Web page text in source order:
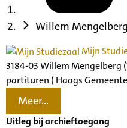
Willem Mengelberg
Mijn
3184-03 Willem Mengelberg
partituren ( Haags
Meer...
Uitleg bij archieftoegang